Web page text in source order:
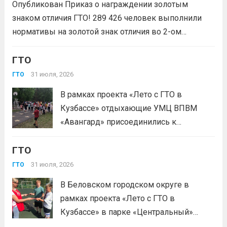
1сезон»! Проект направлен на
популяризацию Всероссийского
физкультурно-спортивного комплекса
Опубликован Приказ о награждении золотым
знаком отличия ГТО! 289 426 человек выполнили
нормативы на золотой знак отличия во 2-ом
млн человек по всей стране проверили свои силы в
испытаниях ГТО. Приказ...
ГТО
ГТО 31 июля, 2026
В рамках проекта «Лето с ГТО в
Кузбассе» отдыхающие УМЦ ВПВМ
«Авангард» присоединились к
«Авангарда» не просто проверкой
праздником спорта.Поддерживая друг
друга, юноши и девушки показывают
отличные результаты, подтверждая,...
ГТО
ГТО 31 июля, 2026
В Беловском городском округе в
рамках проекта «Лето с ГТО в
Кузбассе» в парке «Центральный»